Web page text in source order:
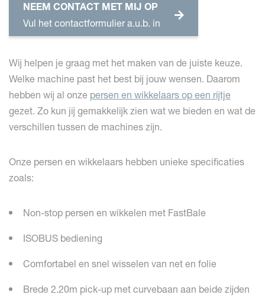
NEEM CONTACT MET MIJ OP
Vul het contactformulier a.u.b. in
Wij helpen je graag met het maken van de juiste keuze.
Welke machine past het best bij jouw wensen. Daarom
hebben wij al onze persen en wikkelaars op een rijtje
gezet. Zo kun jij gemakkelijk zien wat we bieden en wat de
verschillen tussen de machines zijn.
Onze persen en wikkelaars hebben unieke specificaties
zoals:
Non-stop persen en wikkelen met FastBale
ISOBUS bediening
Comfortabel en snel wisselen van net en folie
Brede 2.20m pick-up met curvebaan aan beide zijden